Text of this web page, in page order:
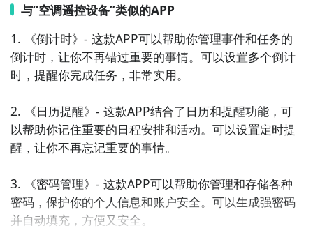
与“空调遥控设备”类似的APP
1. 《倒计时》- 这款APP可以帮助你管理事件和任务的
倒计时，让你不再错过重要的事情。可以设置多个倒计
时，提醒你完成任务，非常实用。
2. 《日历提醒》- 这款APP结合了日历和提醒功能，可
以帮助你记住重要的日程安排和活动。可以设置定时提
醒，让你不再忘记重要的事情。
3. 《密码管理》- 这款APP可以帮助你管理和存储各种
密码，保护你的个人信息和账户安全。可以生成强密码
并自动填充，方便又安全。